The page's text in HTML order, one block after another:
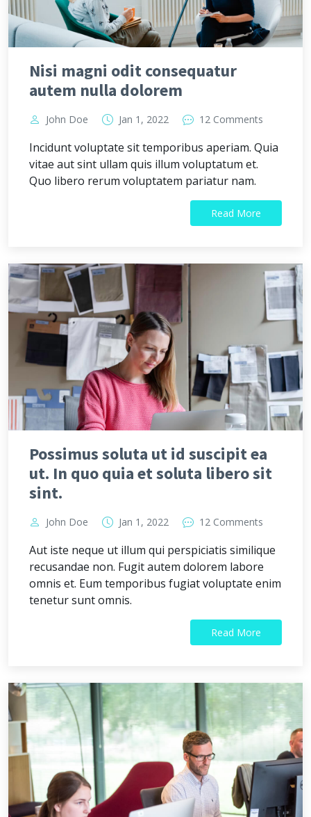
Nisi magni odit consequatur
autem nulla dolorem
John Doe Jan 1, 2022 12 Comments
Incidunt voluptate sit temporibus aperiam. Quia
vitae aut sint ullam quis illum voluptatum et.
Quo libero rerum voluptatem pariatur nam.
Read More
Possimus soluta ut id suscipit ea
ut. In quo quia et soluta libero sit
sint.
John Doe Jan 1, 2022 12 Comments
Aut iste neque ut illum qui perspiciatis similique
recusandae non. Fugit autem dolorem labore
omnis et. Eum temporibus fugiat voluptate enim
tenetur sunt omnis.
Read More